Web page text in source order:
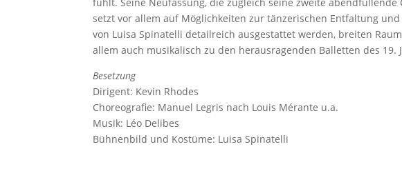
setzt vor allem auf Möglichkeiten zur tänzerischen Entfaltung
von Luisa Spinatelli detailreich ausgestattet werden, breiten
allem auch musikalisch zu den herausragenden Balletten des 19.
Besetzung
Dirigent: Kevin Rhodes
Choreografie: Manuel Legris nach Louis Mérante u.a.
Musik: Léo Delibes
Bühnenbild und Kostüme: Luisa Spinatelli